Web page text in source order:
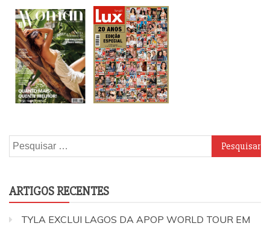
Pesquisar
por:
ARTIGOS RECENTES
TYLA EXCLUI LAGOS DA APOP WORLD TOUR EM